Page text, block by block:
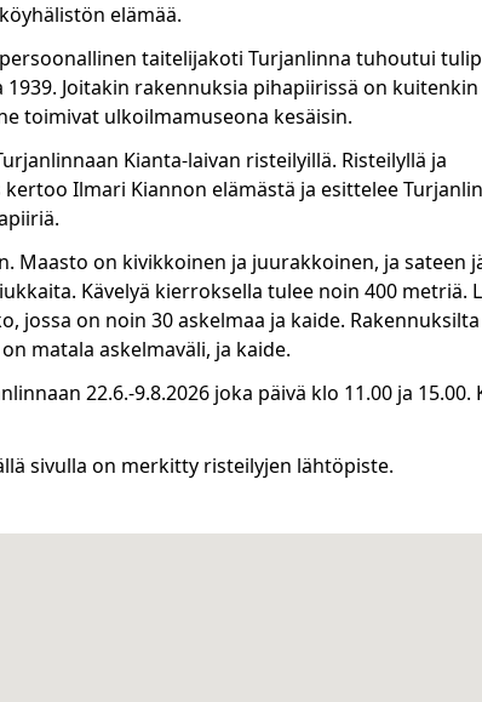
elämää.
taitelijakoti Turjanlinna tuhoutui
1939. Joitakin rakennuksia pihapiirissä on
toimivat ulkoilmamuseona kesäisin.
Kianta-laivan risteilyillä. Risteilyllä ja
Ilmari Kiannon elämästä ja esittelee
Maasto on kivikkoinen ja juurakkoinen, ja sateen
Kävelyä kierroksella tulee noin 400 metriä.
jossa on noin 30 askelmaa ja kaide.
matala askelmaväli, ja kaide.
22.6.-9.8.2026 joka päivä klo 11.00 ja 15.00.
sivulla on merkitty risteilyjen lähtöpiste.